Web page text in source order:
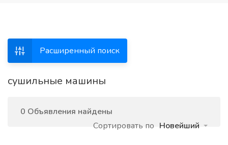
Расширенный поиск
сушильные машины
0 Объявления найдены
Сортировать по Новейший